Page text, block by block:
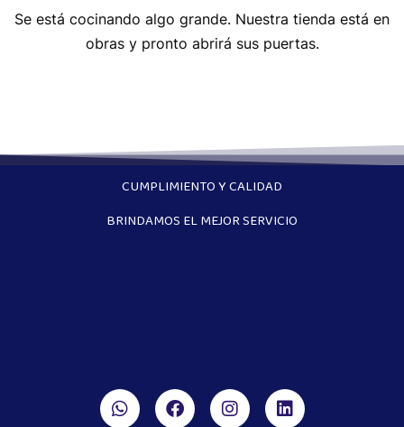
Se está cocinando algo grande. Nuestra tienda está en
obras y pronto abrirá sus puertas.
CUMPLIMIENTO Y CALIDAD
BRINDAMOS EL MEJOR SERVICIO